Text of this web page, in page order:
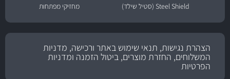
Steel Shield (סטיל שילד)
מחזיקי מפתחות
הצהרת נגישות, תנאי שימוש באתר ורכישה, מדניות
המשלוחים, החזרת מוצרים, ביטול הזמנה ומדניות
הפרטיות